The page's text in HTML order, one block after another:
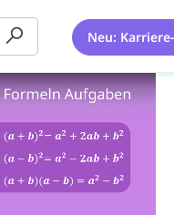
Neu: